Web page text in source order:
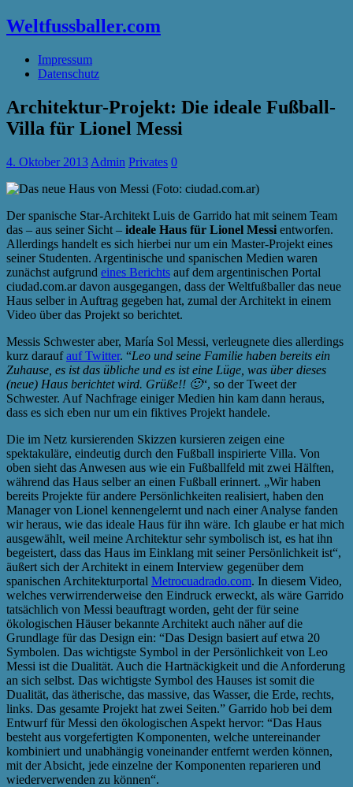
Weltfussballer.com
Impressum
Datenschutz
Architektur-Projekt: Die ideale Fußball-
Villa für Lionel Messi
4. Oktober 2013 Admin Privates 0
Der spanische Star-Architekt Luis de Garrido hat mit seinem Team
das – aus seiner Sicht – ideale Haus für Lionel Messi entworfen.
Allerdings handelt es sich hierbei nur um ein Master-Projekt eines
seiner Studenten. Argentinische und spanischen Medien waren
zunächst aufgrund eines Berichts auf dem argentinischen Portal
ciudad.com.ar davon ausgegangen, dass der Weltfußballer das neue
Haus selber in Auftrag gegeben hat, zumal der Architekt in einem
Video über das Projekt so berichtet.
Messis Schwester aber, María Sol Messi, verleugnete dies allerdings
kurz daraufauf Twitter. “Leo und seine Familie haben bereits ein
Zuhause, es ist das übliche und es ist eine Lüge, was über dieses
(neue) Haus berichtet wird. Grüße!! 🙂“, so der Tweet der
Schwester. Auf Nachfrage einiger Medien hin kam dann heraus,
dass es sich eben nur um ein fiktives Projekt handele.
Die im Netz kursierenden Skizzen kursieren zeigen eine
spektakuläre, eindeutig durch den Fußball inspirierte Villa. Von
oben sieht das Anwesen aus wie ein Fußballfeld mit zwei Hälften,
während das Haus selber an einen Fußball erinnert. „Wir haben
bereits Projekte für andere Persönlichkeiten realisiert, haben den
Manager von Lionel kennengelernt und nach einer Analyse fanden
wir heraus, wie das ideale Haus für ihn wäre. Ich glaube er hat mich
ausgewählt, weil meine Architektur sehr symbolisch ist, es hat ihn
begeistert, dass das Haus im Einklang mit seiner Persönlichkeit ist“,
äußert sich der Architekt in einem Interview gegenüber dem
spanischen Architekturportal Metrocuadrado.com. In diesem Video,
welches verwirrenderweise den Eindruck erweckt, als wäre Garrido
tatsächlich von Messi beauftragt worden, geht der für seine
ökologischen Häuser bekannte Architekt auch näher auf die
Grundlage für das Design ein: “Das Design basiert auf etwa 20
Symbolen. Das wichtigste Symbol in der Persönlichkeit von Leo
Messi ist die Dualität. Auch die Hartnäckigkeit und die Anforderung
an sich selbst. Das wichtigste Symbol des Hauses ist somit die
Dualität, das ätherische, das massive, das Wasser, die Erde, rechts,
links. Das gesamte Projekt hat zwei Seiten.” Garrido hob bei dem
Entwurf für Messi den ökologischen Aspekt hervor: “Das Haus
besteht aus vorgefertigten Komponenten, welche untereinander
kombiniert und unabhängig voneinander entfernt werden können,
mit der Absicht, jede einzelne der Komponenten reparieren und
wiederverwenden zu können“.